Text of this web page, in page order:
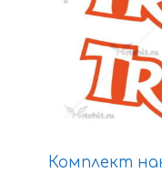
Комплект
странице
товара.